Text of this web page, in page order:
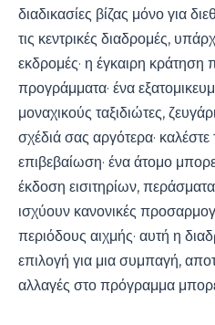
διαδικασίες βίζας μόνο για
τις κεντρικές διαδρομές,
εκδρομές· η έγκαιρη κράτηση
προγράμματα· ένα
μοναχικούς ταξιδιώτες,
σχέδιά σας αργότερα· καλέστε
επιβεβαίωση· ένα άτομο
έκδοση εισιτηρίων, περάσματα
ισχύουν κανονικές
περιόδους αιχμής· αυτή η
επιλογή για μια συμπαγή,
αλλαγές στο πρόγραμμα